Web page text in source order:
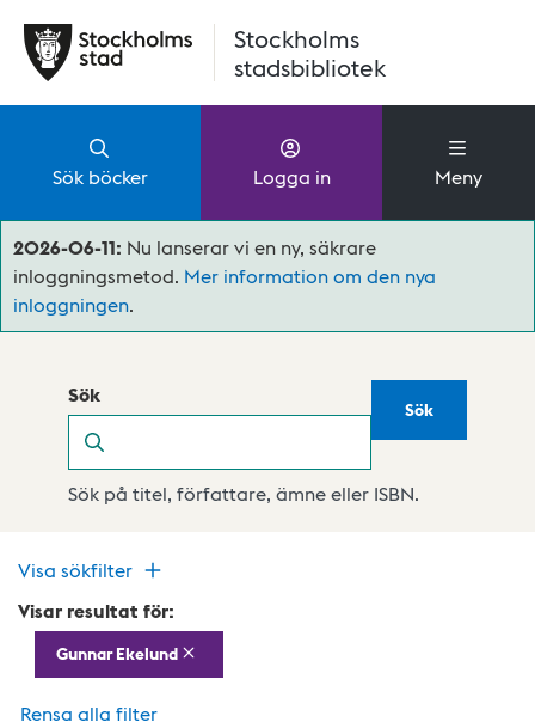
Stockholms
stadsbibliotek
Sök böcker Logga in Meny
2026-06-11: Nu lanserar vi en ny, säkrare
inloggningsmetod. Mer information om den nya
inloggningen.
Sök
Sök
Sök på titel, författare, ämne eller ISBN.
Visa sökfilter
Visar resultat för:
Gunnar Ekelund
Rensa alla filter